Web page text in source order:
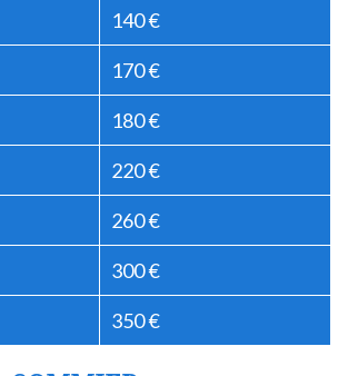
140 €
170 €
180 €
220 €
260 €
300 €
350 €